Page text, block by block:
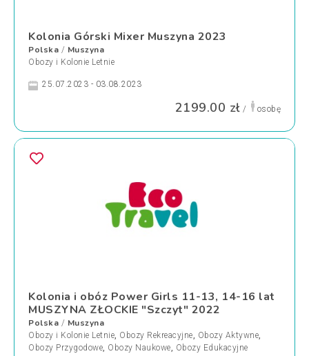
Kolonia Górski Mixer Muszyna 2023
Polska / Muszyna
Obozy i Kolonie Letnie
25.07.2023 - 03.08.2023
2199.00 zł / osobę
Kolonia i obóz Power Girls 11-13, 14-16 lat
MUSZYNA ZŁOCKIE "Szczyt" 2022
Polska / Muszyna
Obozy i Kolonie Letnie, Obozy Rekreacyjne, Obozy Aktywne,
Obozy Przygodowe, Obozy Naukowe, Obozy Edukacyjne